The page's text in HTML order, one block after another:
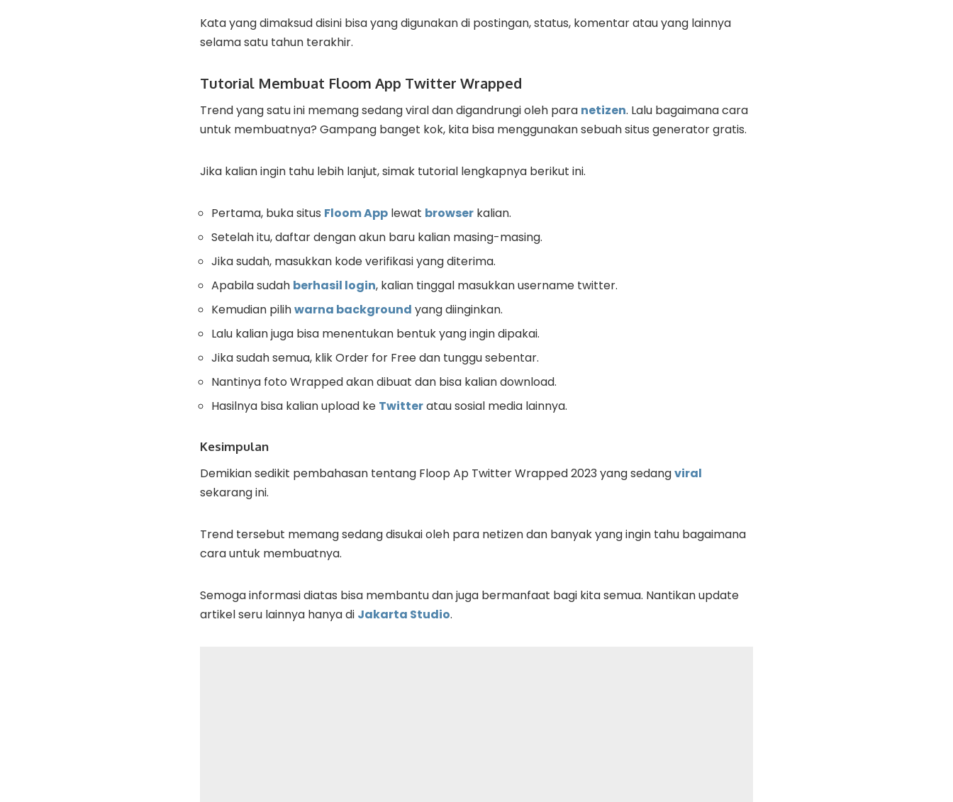
Kata yang dimaksud disini bisa yang digunakan di postingan, status, komentar atau yang lainnya
selama satu tahun terakhir.
Tutorial Membuat Floom App Twitter Wrapped
Trend yang satu ini memang sedang viral dan digandrungi oleh para netizen. Lalu bagaimana cara
untuk membuatnya? Gampang banget kok, kita bisa menggunakan sebuah situs generator gratis.
Jika kalian ingin tahu lebih lanjut, simak tutorial lengkapnya berikut ini.
Pertama, buka situs Floom App lewat browser kalian.
Setelah itu, daftar dengan akun baru kalian masing-masing.
Jika sudah, masukkan kode verifikasi yang diterima.
Apabila sudah berhasil login, kalian tinggal masukkan username twitter.
Kemudian pilihwarna background yang diinginkan.
Lalu kalian juga bisa menentukan bentuk yang ingin dipakai.
Jika sudah semua, klik Order for Free dan tunggu sebentar.
Nantinya foto Wrapped akan dibuat dan bisa kalian download.
Hasilnya bisa kalian upload ke Twitteratau sosial media lainnya.
Kesimpulan
Demikian sedikit pembahasan tentang Floop Ap Twitter Wrapped 2023 yang sedangviral
sekarang ini.
Trend tersebut memang sedang disukai oleh para netizen dan banyak yang ingin tahu bagaimana
cara untuk membuatnya.
Semoga informasi diatas bisa membantu dan juga bermanfaat bagi kita semua. Nantikan update
artikel seru lainnya hanya di Jakarta Studio.